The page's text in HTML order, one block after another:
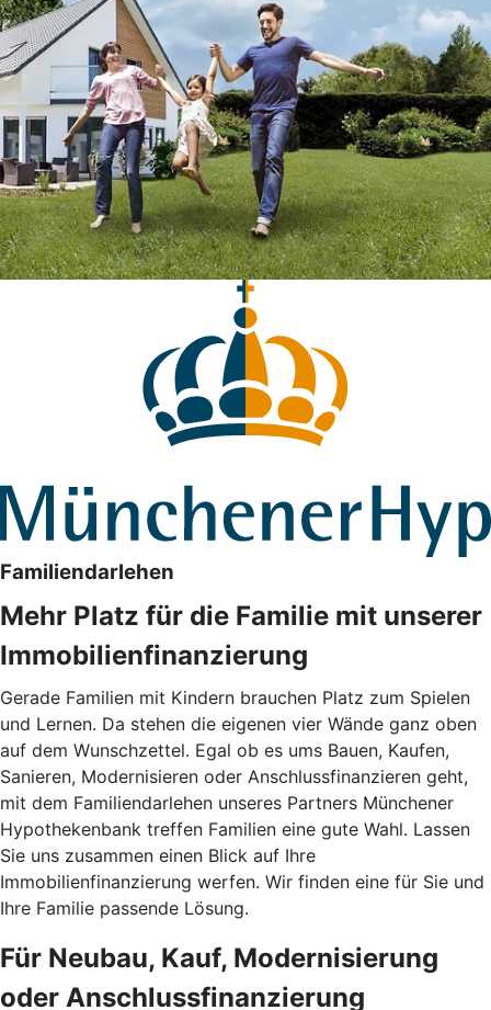
Familiendarlehen
Mehr Platz für die Familie mit unserer
Immobilienfinanzierung
Gerade Familien mit Kindern brauchen Platz zum Spielen
und Lernen. Da stehen die eigenen vier Wände ganz oben
auf dem Wunschzettel. Egal ob es ums Bauen, Kaufen,
Sanieren, Modernisieren oder Anschlussfinanzieren geht,
mit dem Familiendarlehen unseres Partners Münchener
Hypothekenbank treffen Familien eine gute Wahl. Lassen
Sie uns zusammen einen Blick auf Ihre
Immobilienfinanzierung werfen. Wir finden eine für Sie und
Ihre Familie passende Lösung.
Für Neubau, Kauf, Modernisierung
oder Anschlussfinanzierung